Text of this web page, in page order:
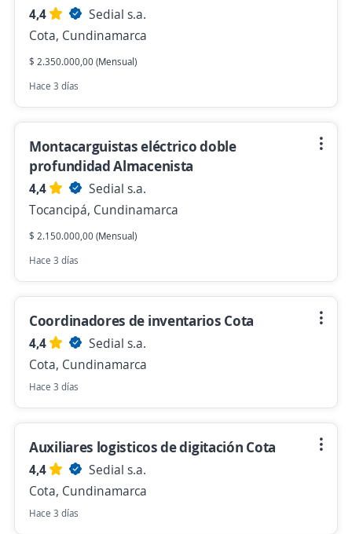
4,4
Sedial s.a.
Cota, Cundinamarca
$ 2.350.000,00 (Mensual)
Hace 3 días
Montacarguistas eléctrico doble
profundidad Almacenista
4,4
Sedial s.a.
Tocancipá, Cundinamarca
$ 2.150.000,00 (Mensual)
Hace 3 días
Coordinadores de inventarios Cota
4,4
Sedial s.a.
Cota, Cundinamarca
Hace 3 días
Auxiliares logisticos de digitación Cota
4,4
Sedial s.a.
Cota, Cundinamarca
Hace 3 días